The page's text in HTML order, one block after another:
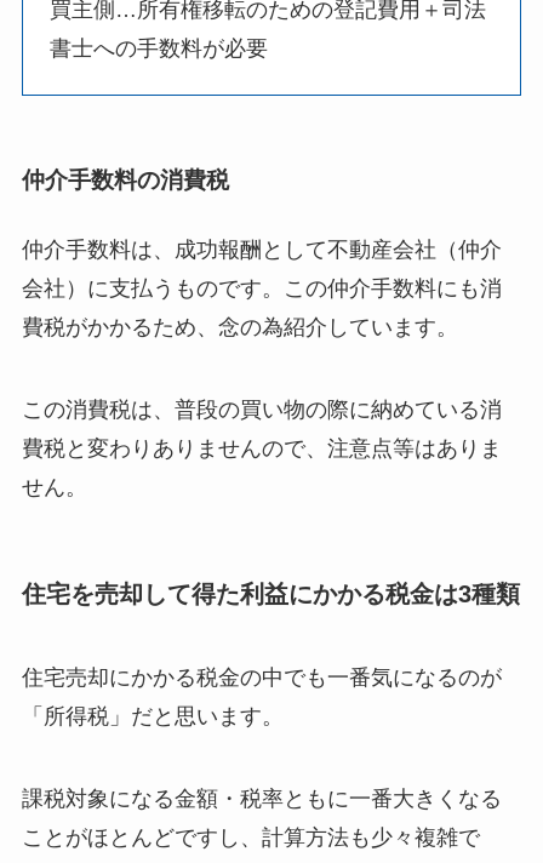
買主側…所有権移転のための登記費用＋司法
書士への手数料が必要
仲介手数料の消費税
仲介手数料は、成功報酬として不動産会社（仲介
会社）に支払うものです。この仲介手数料にも消
費税がかかるため、念の為紹介しています。
この消費税は、普段の買い物の際に納めている消
費税と変わりありませんので、注意点等はありま
せん。
住宅を売却して得た利益にかかる税金は3種類
住宅売却にかかる税金の中でも一番気になるのが
「所得税」だと思います。
課税対象になる金額・税率ともに一番大きくなる
ことがほとんどですし、計算方法も少々複雑で